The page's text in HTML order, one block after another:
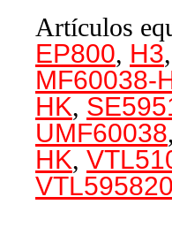
Artículos
EP800, H3,
MF60038-
HK,
UMF60038,
HK,